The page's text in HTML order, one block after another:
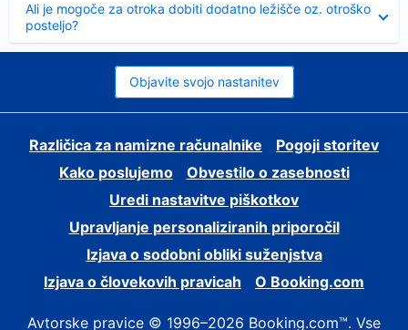
Ali je mogoče za otroka dobiti dodatno ležišče oz. otroško
posteljo?
Objavite svojo nastanitev
Različica za namizne računalnike
Pogoji storitev
Kako poslujemo
Obvestilo o zasebnosti
Uredi nastavitve piškotkov
Upravljanje personaliziranih priporočil
Izjava o sodobni obliki suženjstva
Izjava o človekovih pravicah
O Booking.com
Avtorske pravice © 1996–2026 Booking.com™. Vse